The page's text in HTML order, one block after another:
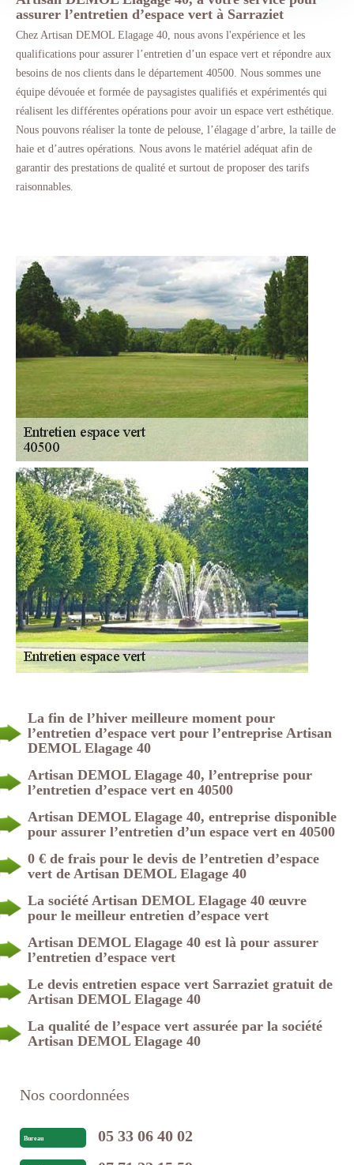
assurer l’entretien d’espace vert à Sarraziet
Chez Artisan DEMOL Elagage 40, nous avons l'expérience et les
qualifications pour assurer l’entretien d’un espace vert et répondre aux
besoins de nos clients dans le département 40500. Nous sommes une
équipe dévouée et formée de paysagistes qualifiés et expérimentés qui
réalisent les différentes opérations pour avoir un espace vert esthétique.
Nous pouvons réaliser la tonte de pelouse, l’élagage d’arbre, la taille de
haie et d’autres opérations. Nous avons le matériel adéquat afin de
garantir des prestations de qualité et surtout de proposer des tarifs
raisonnables.
La fin de l’hiver meilleure moment pour
l’entretien d’espace vert pour l’entreprise Artisan
DEMOL Elagage 40
Artisan DEMOL Elagage 40, l’entreprise pour
l’entretien d’espace vert en 40500
Artisan DEMOL Elagage 40, entreprise disponible
pour assurer l’entretien d’un espace vert en 40500
0 € de frais pour le devis de l’entretien d’espace
vert de Artisan DEMOL Elagage 40
La société Artisan DEMOL Elagage 40 œuvre
pour le meilleur entretien d’espace vert
Artisan DEMOL Elagage 40 est là pour assurer
l’entretien d’espace vert
Le devis entretien espace vert Sarraziet gratuit de
Artisan DEMOL Elagage 40
La qualité de l’espace vert assurée par la société
Artisan DEMOL Elagage 40
Nos coordonnées
Bureau 05 33 06 40 02